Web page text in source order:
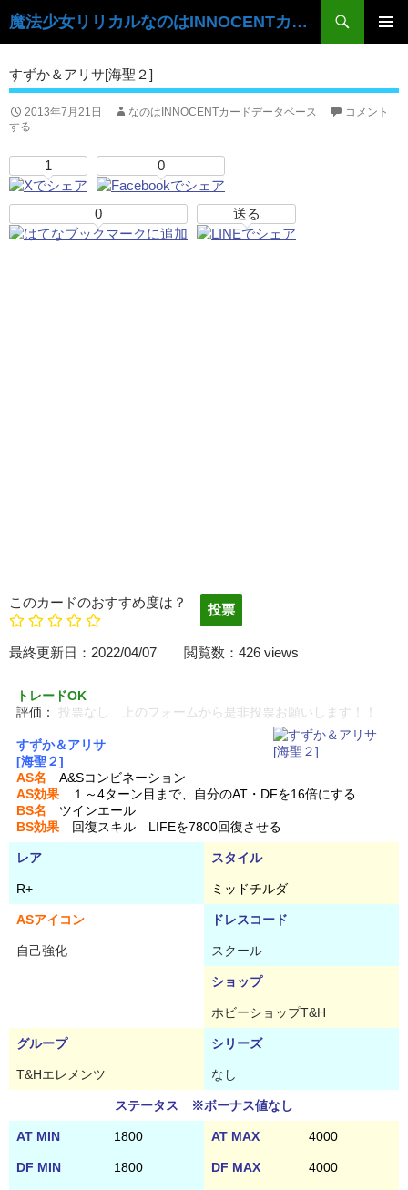
魔法少女リリカルなのはINNOCENTカードデータベース
検
索
イ
ン
テ
ン
ツ
へ
ッ
プ
すずか＆アリサ[海聖２]
2013年7月21日 なのはINNOCENTカードデータベース
コメント
する
1 0
0 送る
このカードのおすすめ度は？
最終更新日：2022/04/07 閲覧数：426 views
トレードOK
評価：
投票なし 上のフォームから是非投票お願いします！！
すずか＆アリサ
[海聖２]
AS名 A&Sコンビネーション
AS効果 １～4ターン目まで、自分のAT・DFを16倍にする
BS名 ツインエール
BS効果 回復スキル LIFEを7800回復させる
レア スタイル
R+ ミッドチルダ
ASアイコン ドレスコード
自己強化 スクール
ショップ
ホビーショップT&H
グループ シリーズ
T&Hエレメンツ なし
ステータス ※ボーナス値なし
AT MIN 1800 AT MAX 4000
DF MIN 1800 DF MAX 4000